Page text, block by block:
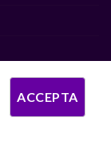
ACCEPTA